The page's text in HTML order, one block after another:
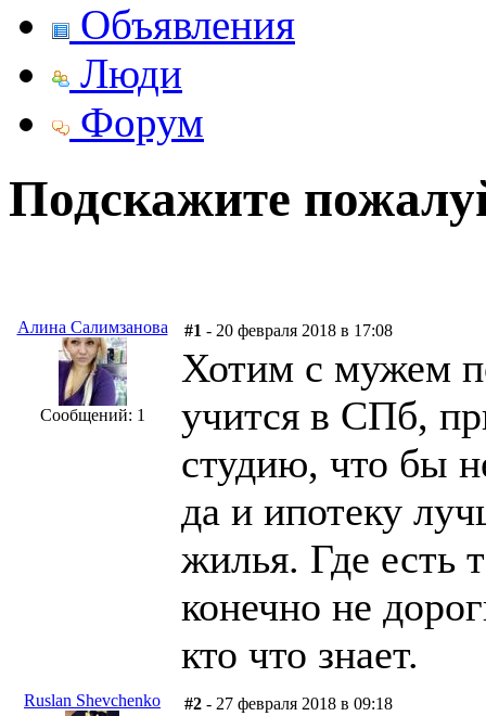
Объявления
Люди
Форум
Подскажите
Алина Салимзанова
Сообщений: 1
#1 - 20 февраля 2018 в 17:08
Хотим с мужем
учится в СПб,
студию, что бы
да и ипотеку
жилья. Где есть
конечно не
кто что знает.
Ruslan Shevchenko #2 - 27 февраля 2018 в 09:18